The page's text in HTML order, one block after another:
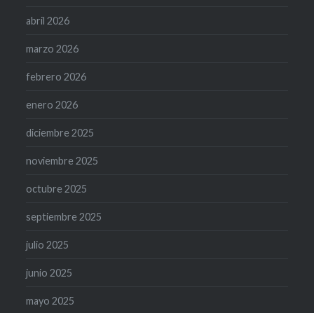
abril 2026
marzo 2026
febrero 2026
enero 2026
diciembre 2025
noviembre 2025
octubre 2025
septiembre 2025
julio 2025
junio 2025
mayo 2025